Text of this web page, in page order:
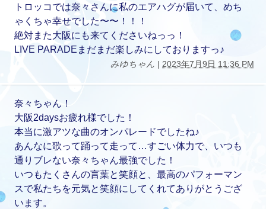
トロッコでは奈々さんに私のエアハグが届いて、めち
ゃくちゃ幸せでした〜〜！！！
絶対また大阪にも来てくださいねっっ！
LIVE PARADEまだまだ楽しみにしておりますっ♪
みゆちゃん | 2023年7月9日 11:36 PM
奈々ちゃん！
大阪2daysお疲れ様でした！
本当に激アツな曲のオンパレードでしたね♪
あんなに歌って踊って走って…すごい体力で、いつも
通りブレない奈々ちゃん最強でした！
いつもたくさんの言葉と笑顔と、最高のパフォーマン
スで私たちを元気と笑顔にしてくれてありがとうござ
います。